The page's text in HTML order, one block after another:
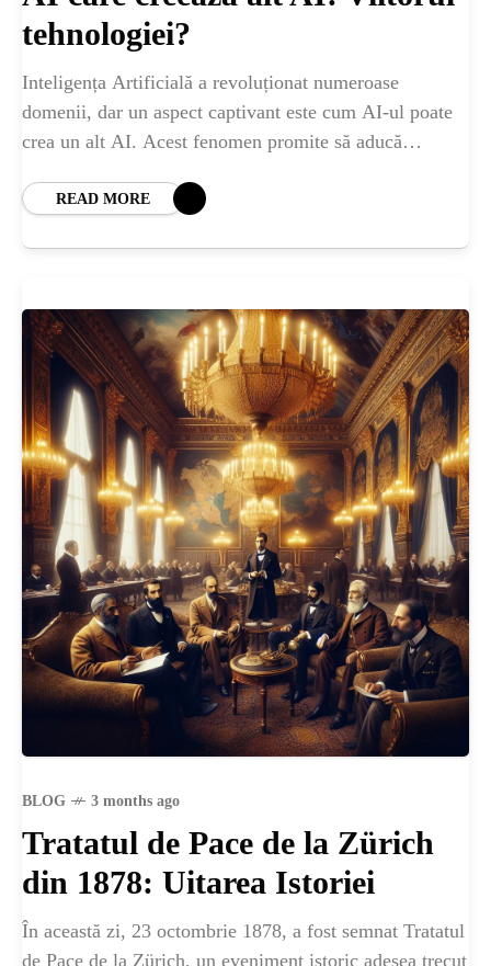
tehnologiei?
Inteligența Artificială a revoluționat numeroase
domenii, dar un aspect captivant este cum AI-ul poate
crea un alt AI. Acest fenomen promite să aducă
READ MORE
BLOG 3 months ago
Tratatul de Pace de la Zürich
din 1878: Uitarea Istoriei
În această zi, 23 octombrie 1878, a fost semnat Tratatul
de Pace de la Zürich, un eveniment istoric adesea trecut